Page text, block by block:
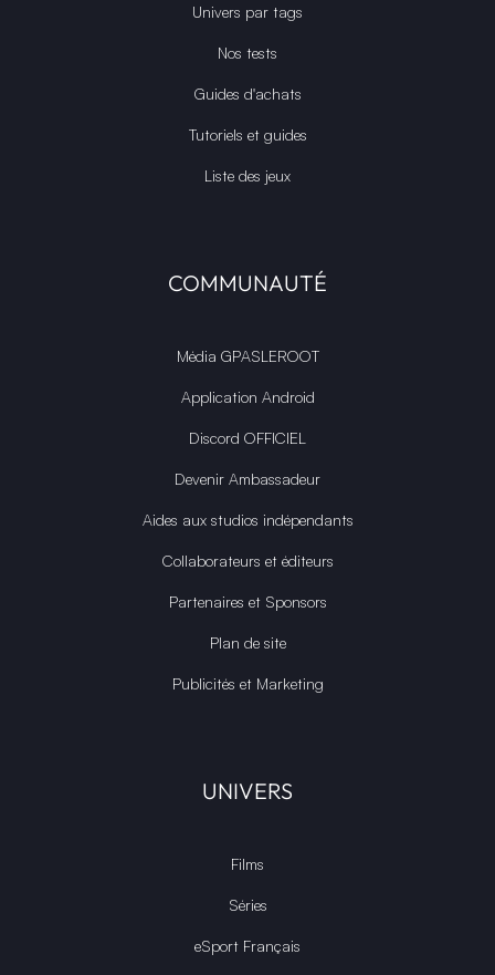
Univers par tags
Nos tests
Guides d'achats
Tutoriels et guides
Liste des jeux
COMMUNAUTÉ
Média GPASLEROOT
Application Android
Discord OFFICIEL
Devenir Ambassadeur
Aides aux studios indépendants
Collaborateurs et éditeurs
Partenaires et Sponsors
Plan de site
Publicités et Marketing
UNIVERS
Films
Séries
eSport Français